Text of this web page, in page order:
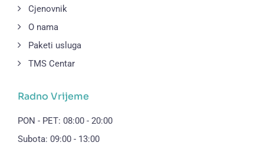
Cjenovnik
O nama
Paketi usluga
TMS Centar
Radno Vrijeme
PON - PET: 08:00 - 20:00
Subota: 09:00 - 13:00